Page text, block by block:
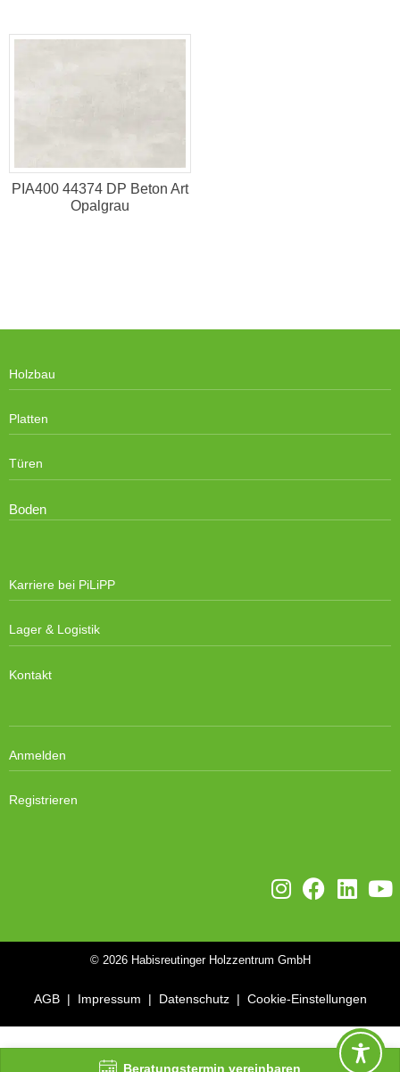
PIA400 44374 DP Beton Art
Opalgrau
Holzbau
Platten
Türen
Boden
Karriere bei PiLiPP
Lager & Logistik
Kontakt
Anmelden
Registrieren
© 2026 Habisreutinger Holzzentrum GmbH
AGB| Impressum | Datenschutz| Cookie-Einstellungen
Beratungstermin vereinbaren